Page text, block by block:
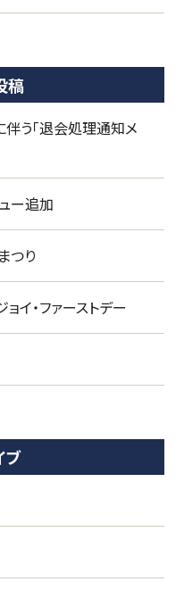
稿
伴う「退会処理通知メ
ー追加
つり
・ファーストデー
ブ